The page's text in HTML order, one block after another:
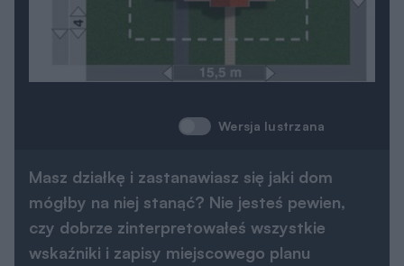
Wersja lustrzana
Masz działkę i zastanawiasz się jaki dom
mógłby na niej stanąć? Nie jesteś pewien,
czy dobrze zinterpretowałeś wszystkie
wskaźniki i zapisy miejscowego planu